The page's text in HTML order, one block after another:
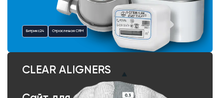
Битрикс24 Отраслевая CRM
CLEAR ALIGNERS